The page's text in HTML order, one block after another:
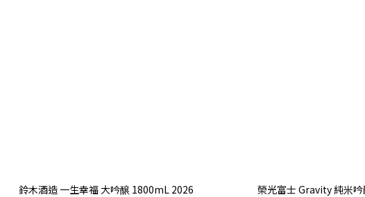
鈴木酒造 一生幸福 大吟醸 1800mL 2026 榮光富士 Gravity 純米